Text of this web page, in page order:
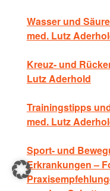
Wasser und
med. Lutz
Kreuz- und
Lutz Aderhold
Trainingstipps
med. Lutz
Sport- und
Erkrankungen –